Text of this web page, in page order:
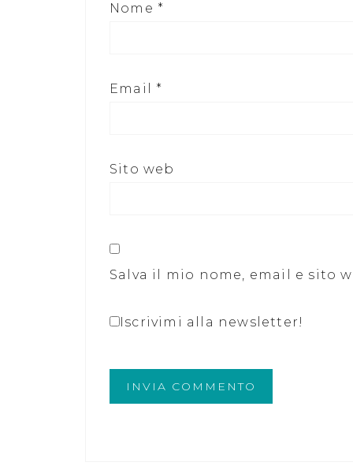
Nome *
Email *
Sito web
Salva il mio nome, email e sito
Iscrivimi alla newsletter!